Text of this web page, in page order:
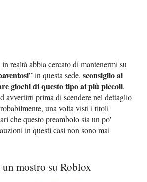
realtà abbia cercato di mantenermi su
in questa sede,sconsiglio ai
giochi di questo tipo ai più piccoli.
avvertirti prima di scendere nel dettaglio
una volta visti i titoli
che questo preambolo sia un po'
in questi casi non sono mai
mostro su Roblox